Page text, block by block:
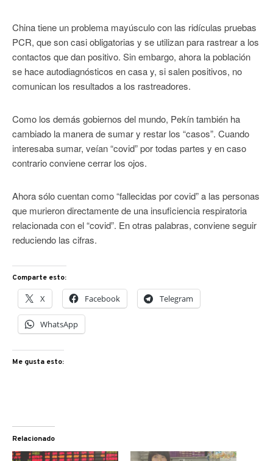
China tiene un problema mayúsculo con las ridículas pruebas
PCR, que son casi obligatorias y se utilizan para rastrear a los
contactos que dan positivo. Sin embargo, ahora la población
se hace autodiagnósticos en casa y, si salen positivos, no
comunican los resultados a los rastreadores.
Como los demás gobiernos del mundo, Pekín también ha
cambiado la manera de sumar y restar los “casos”. Cuando
interesaba sumar, veían “covid” por todas partes y en caso
contrario conviene cerrar los ojos.
Ahora sólo cuentan como “fallecidas por covid” a las personas
que murieron directamente de una insuficiencia respiratoria
relacionada con el “covid”. En otras palabras, conviene seguir
reduciendo las cifras.
Comparte esto:
X Facebook Telegram
WhatsApp
Me gusta esto:
Relacionado